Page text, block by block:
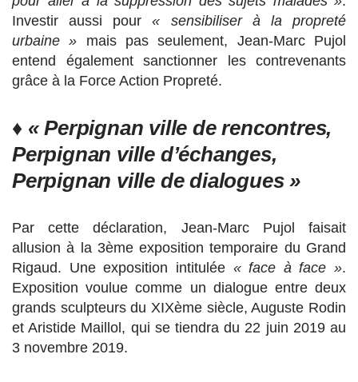
Investir aussi pour« sensibiliser à la propreté
urbaine » mais pas seulement, Jean-Marc Pujol
entend également sanctionner les contrevenants
grâce à la Force Action Propreté.
♦ « Perpignan ville de rencontres,
Perpignan ville d’échanges,
Perpignan ville de dialogues »
Par cette déclaration, Jean-Marc Pujol faisait
allusion à la 3ème exposition temporaire du Grand
Rigaud. Une exposition intitulée « face à face ».
Exposition voulue comme un dialogue entre deux
grands sculpteurs du XIXème siècle, Auguste Rodin
et Aristide Maillol, qui se tiendra du 22 juin 2019 au
3 novembre 2019.